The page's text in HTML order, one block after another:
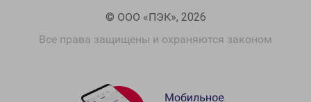
© ООО «ПЭК», 2026
Все права защищены и охраняются законом